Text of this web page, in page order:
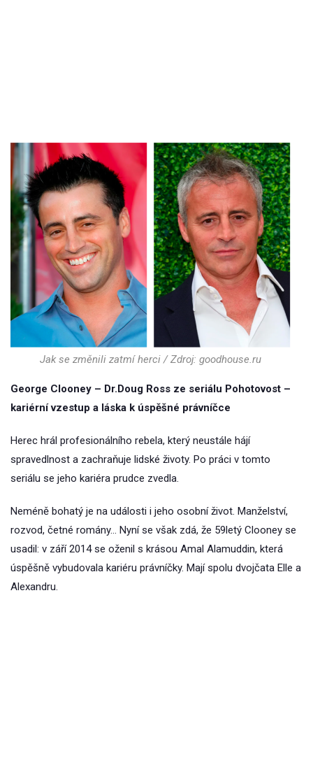
Jak se změnili zatmí herci / Zdroj: goodhouse.ru
George Clooney – Dr.Doug Ross ze seriálu Pohotovost –
kariérní vzestup a láska k úspěšné právníčce
Herec hrál profesionálního rebela, který neustále hájí
spravedlnost a zachraňuje lidské životy. Po práci v tomto
seriálu se jeho kariéra prudce zvedla.
Neméně bohatý je na události i jeho osobní život. Manželství,
rozvod, četné romány… Nyní se však zdá, že 59letý Clooney se
usadil: v září 2014 se oženil s krásou Amal Alamuddin, která
úspěšně vybudovala kariéru právníčky. Mají spolu dvojčata Elle a
Alexandru.